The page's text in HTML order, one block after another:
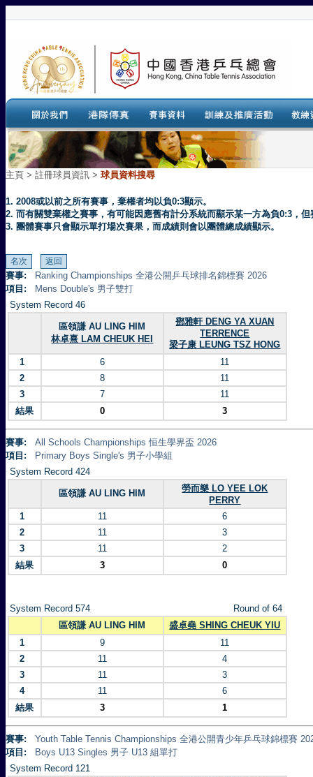
主頁 > 註冊球員資訊 > 球員資料搜尋
1. 2008或以前之所有賽事，棄權者均以負0:3顯示。
2. 而有關雙棄權之賽事，有可能因應舊有計分系統而顯示某一方為負0:3，
3. 團體賽事只會顯示單打場次賽果，而成績則會以團體總成績顯示。
賽事:
Ranking Championships 全港公開乒乓球排名錦標賽 2026
項目:
Mens Double's 男子雙打
System Record 46
區領謙 AU LING HIM
林卓熹 LAM CHEUK HEI
鄧雅軒 DENG YA XUAN
TERRENCE
梁子康 LEUNG TSZ HONG
1
6
11
2
8
11
3
7
11
結果
0 3
賽事:
All Schools Championships 恒生學界盃 2026
項目:
Primary Boys Single's 男子小學組
System Record 424
區領謙 AU LING HIM
勞而樂 LO YEE LOK
PERRY
1
11
6
2
11
3
3
11
2
結果
3 0
System Record 574
Round of 64
區領謙 AU LING HIM
盛卓堯 SHING CHEUK YIU
1
9
11
2
11
4
3
11
3
4
11
6
結果
3 1
賽事:
Youth Table Tennis Championships 全港公開青少年乒乓球錦標賽
項目:
Boys U13 Singles 男子 U13 組單打
System Record 121